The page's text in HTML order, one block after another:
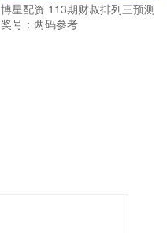
博星配资 113期财叔排列三预测
奖号：两码参考